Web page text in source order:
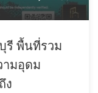
รี พื้นที่รวม
มอุดม
ง